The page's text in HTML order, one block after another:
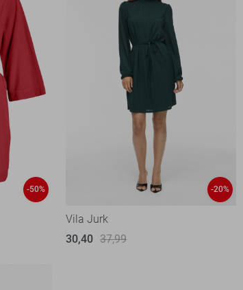
-50% -20%
Vila Jurk
30,40 37,99